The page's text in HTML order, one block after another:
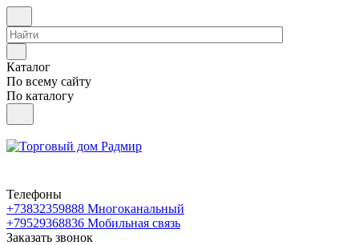
Каталог
По всему сайту
По каталогу
Телефоны
+73832359888 Многоканальный
+79529368836 Мобильная связь
Заказать звонок